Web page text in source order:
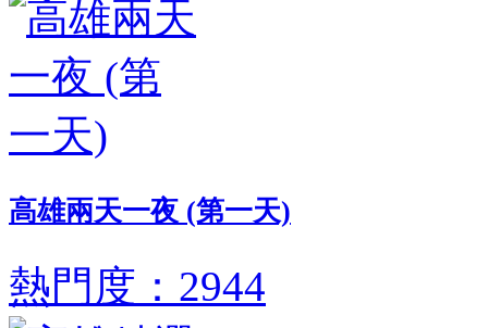
高雄兩天一夜 (第一天)
熱門度：2944